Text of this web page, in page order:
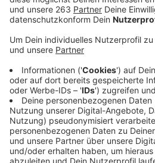
Anzeige
Viele Firmen in der Region
Pandemie mehr auf Home
eine Umfrage der IHK.
Vor der Pandemie hat etwa
in Siegen-Wittgenstein und
angeboten. Mittlerweile ist es
Für 43 Prozent der Firmen